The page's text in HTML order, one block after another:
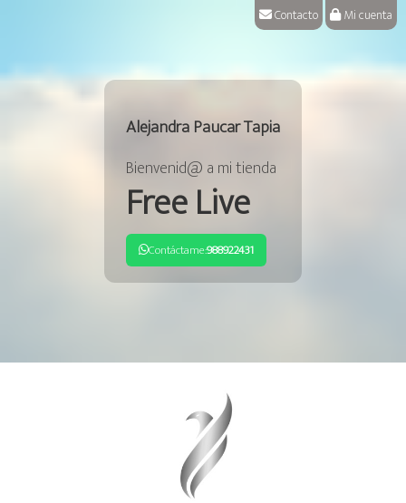
Alejandra Paucar Tapia
Bienvenid@ a mi tienda
Free Live
Contáctame:988922431
Contacto Mi cuenta